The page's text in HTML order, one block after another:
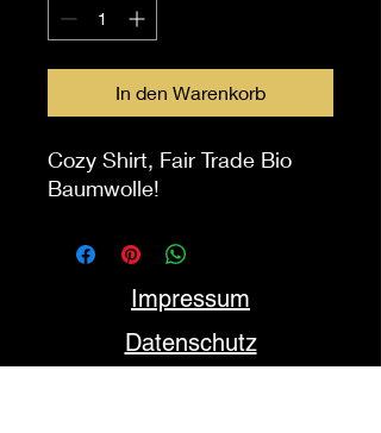
In den Warenkorb
Cozy Shirt, Fair Trade Bio
Baumwolle!
Impressum
Datenschutz